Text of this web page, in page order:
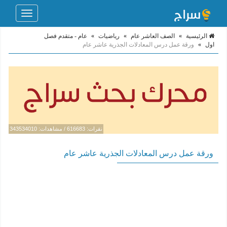
Toggle
الرئيسية » الصف العاشر عام » رياضيات »
عام - متقدم فصل
اول » ورقة عمل درس المعادلات الجذرية عاشر عام
نقرات: 616683 / مشاهدات: 343534010
ورقة عمل درس المعادلات الجذرية عاشر عام